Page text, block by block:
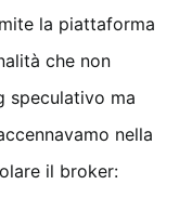
la piattaforma
che non
speculativo ma
nella
il broker: